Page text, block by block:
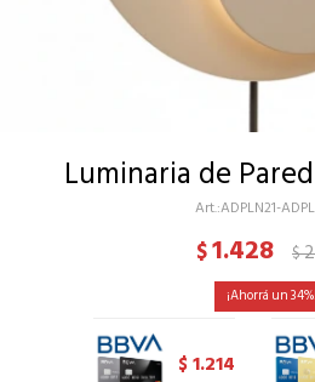
Luminaria de
ADPLN21-
$1.428 $
34
$1.214